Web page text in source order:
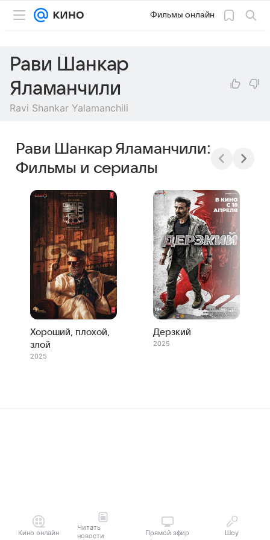
Фильмы онлайн
Рави Шанкар
Яламанчили
Ravi Shankar Yalamanchili
Рави Шанкар Яламанчили:
Фильмы и сериалы
Хороший, плохой,
злой
2025
Дерзкий
2025
Кино онлайн
Читать
новости
Прямой эфир Шоу